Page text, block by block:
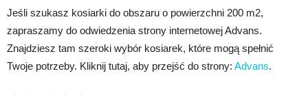
Jeśli szukasz kosiarki do obszaru o powierzchni 200 m2,
zapraszamy do odwiedzenia strony internetowej Advans.
Znajdziesz tam szeroki wybór kosiarek, które mogą spełnić
Twoje potrzeby. Kliknij tutaj, aby przejść do strony: Advans.